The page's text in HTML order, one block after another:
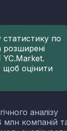
статистику по
розширені
YC.Market.
щоб оцінити
аналізу
млн компаній